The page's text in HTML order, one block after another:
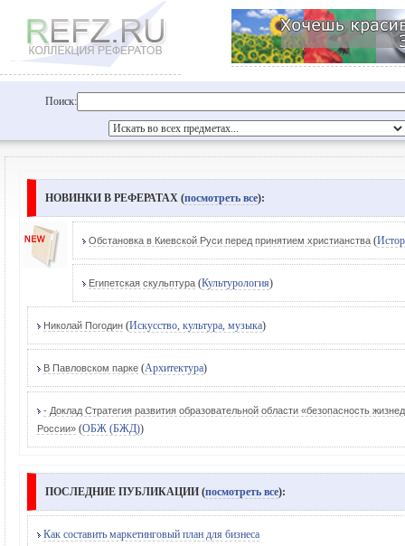
Поиск:
НОВИНКИ В РЕФЕРАТАХ (посмотреть все):
Обстановка в Киевской Руси перед принятием христианства (
Египетская скульптура (Культурология)
Николай Погодин (Искусство, культура, музыка)
В Павловском парке (Архитектура)
- Доклад Стратегия развития образовательной области «безопасность
России» (ОБЖ (БЖД))
ПОСЛЕДНИЕ ПУБЛИКАЦИИ (посмотреть все):
Как составить маркетинговый план для бизнеса